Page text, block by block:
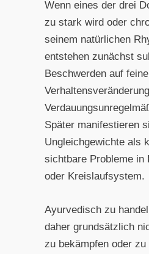
Wenn eines der drei
zu stark wird oder
seinem natürlichen
entstehen zunächst
Beschwerden auf
Später manifestieren
Ungleichgewichte als
sichtbare Probleme in
oder Kreislaufsystem.
Ayurvedisch zu
daher grundsätzlich
zu bekämpfen oder